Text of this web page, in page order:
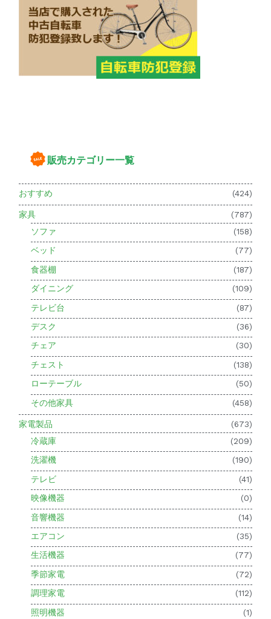
販売カテゴリー一覧
おすすめ (424)
家具
(787)
ソファ
(158)
ベッド
(77)
食器棚
(187)
ダイニング
(109)
テレビ台
(87)
デスク
(36)
チェア
(30)
チェスト
(138)
ローテーブル
(50)
その他家具
(458)
家電製品
(673)
冷蔵庫
(209)
洗濯機
(190)
テレビ
(41)
映像機器
(0)
音響機器
(14)
エアコン
(35)
生活機器
(77)
季節家電
(72)
調理家電
(112)
照明機器
(1)